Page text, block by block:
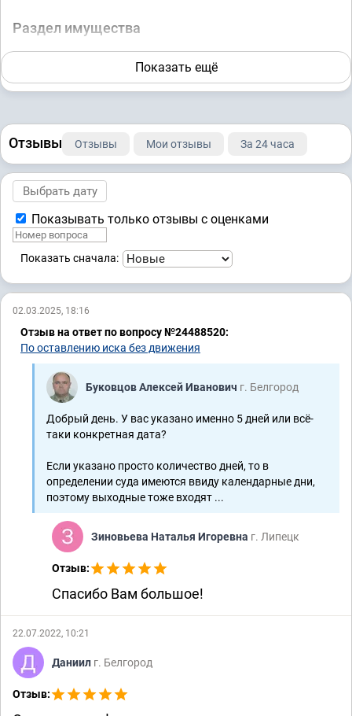
Раздел имущества
2-2326/2017 ~ М-2208/2017
Административное право
12-92/2016
Показать ещё
Отзывы Отзывы Мои отзывы За 24 часа
Показывать только отзывы с оценками
Показать сначала:
02.03.2025, 18:16
Отзыв на ответ по вопросу №24488520:
По оставлению иска без движения
Буковцов Алексей Иванович г. Белгород
Добрый день. У вас указано именно 5 дней или всё-
таки конкретная дата?
Если указано просто количество дней, то в
определении суда имеются ввиду календарные дни,
поэтому выходные тоже входят ...
Зиновьева Наталья Игоревна г. Липецк
Отзыв:
Спасибо Вам большое!
22.07.2022, 10:21
Даниил г. Белгород
Отзыв: